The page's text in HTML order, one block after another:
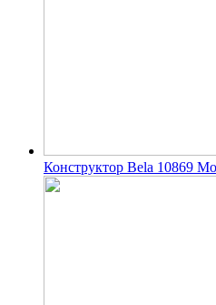
Конструктор Bela 10869